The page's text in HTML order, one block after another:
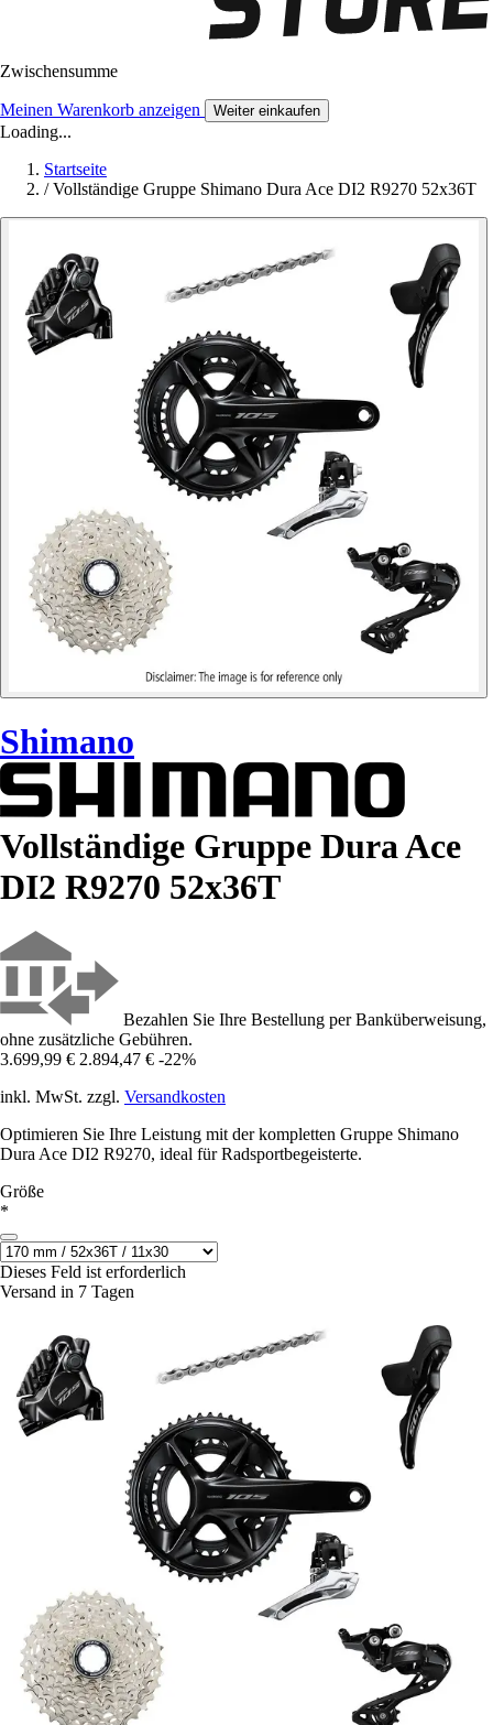
Zwischensumme
Meinen Warenkorb anzeigen Weiter einkaufen
Loading...
Startseite
/ Vollständige Gruppe Shimano Dura Ace DI2 R9270 52x36T
Shimano
Vollständige Gruppe Dura Ace
DI2 R9270 52x36T
Bezahlen Sie Ihre Bestellung per Banküberweisung,
ohne zusätzliche Gebühren.
3.699,99 € 2.894,47 € -22%
inkl. MwSt. zzgl. Versandkosten
Optimieren Sie Ihre Leistung mit der kompletten Gruppe Shimano
Dura Ace DI2 R9270, ideal für Radsportbegeisterte.
Größe
*
Dieses Feld ist erforderlich
Versand in 7 Tagen